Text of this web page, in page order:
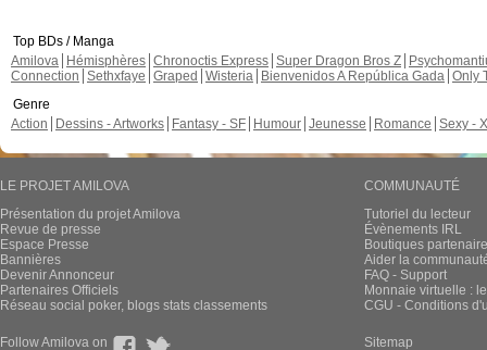
Top BDs / Manga
Amilova
Hémisphères Chronoctis Express Super Dragon Bros Z
Connection Sethxfaye Graped Wisteria Bienvenidos A República Gada Only
Genre
Action
Dessins - Artworks Fantasy - SF Humour Jeunesse Romance Sexy -
LE PROJET AMILOVA
Présentation du projet Amilova
Revue de presse
Espace Presse
Bannières
Devenir Annonceur
Partenaires Officiels
Réseau social poker, blogs stats classements
COMMUNAUTÉ
Tutoriel du lecteur
Évènements IRL
Boutiques
Aider la
FAQ - Support
Monnaie virtuelle :
CGU - Conditions
Follow Amilova on Sitemap